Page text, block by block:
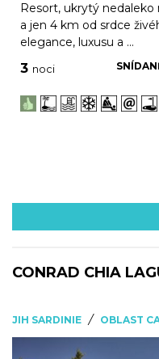
Resort, ukrytý nedaleko
a jen 4 km od srdce
elegance, luxusu a ...
3 noci
CONRAD CHIA
JIH SARDINIE / OBLAST